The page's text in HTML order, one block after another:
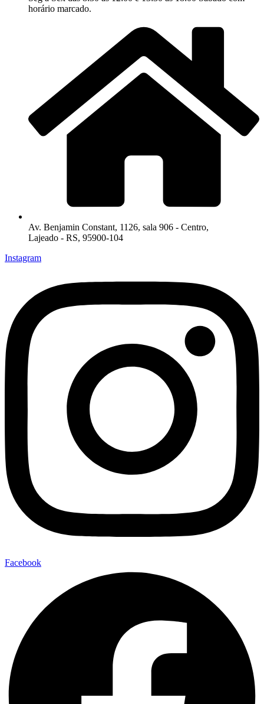
horário marcado.
Av. Benjamin Constant, 1126, sala 906 - Centro,
Lajeado - RS, 95900-104
Instagram
Facebook